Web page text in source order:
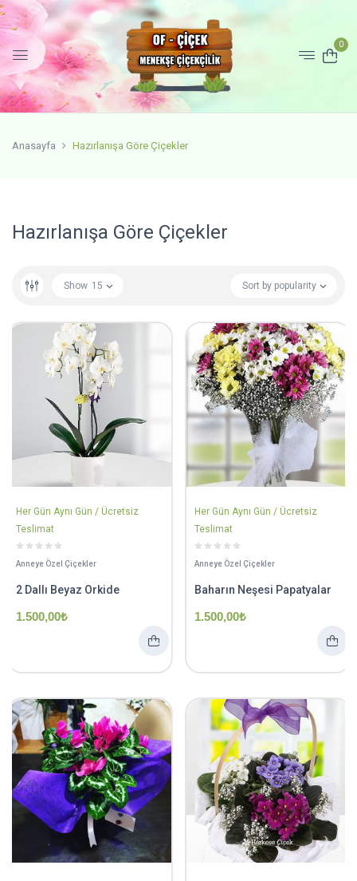
0
Anasayfa Hazırlanışa Göre Çiçekler
Hazırlanışa Göre Çiçekler
Sort by popularity
Show 15
Her Gün Aynı Gün / Ücretsiz
Teslimat
Anneye Özel Çiçekler
2 Dallı Beyaz Orkide
1.500,00₺
Her Gün Aynı Gün / Ücretsiz
Teslimat
Anneye Özel Çiçekler
Baharın Neşesi Papatyalar
1.500,00₺